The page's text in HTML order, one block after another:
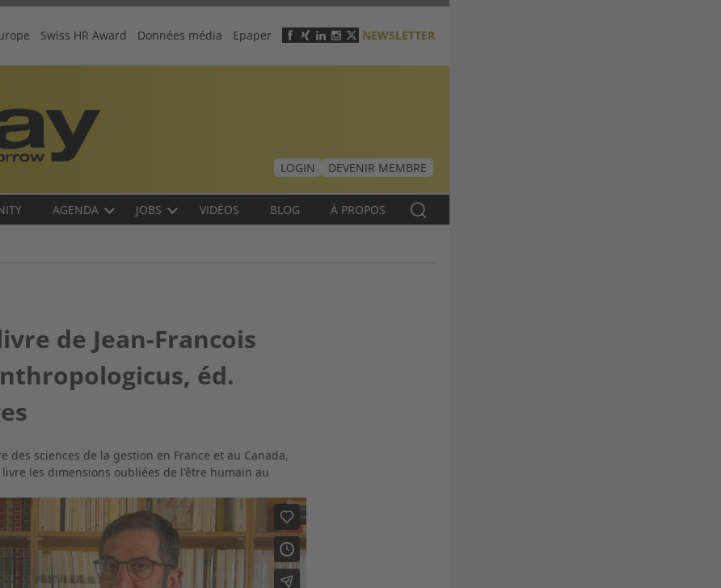
Header
menu
Swiss HR Award Données média Epaper NEWSLETTER
LOGIN
DEVENIR MEMBRE
AGENDA JOBS VIDÉOS BLOG À PROPOS
de Jean-Francois
éd.
sciences de la gestion en France et au Canada,
les dimensions oubliées de l'être humain au